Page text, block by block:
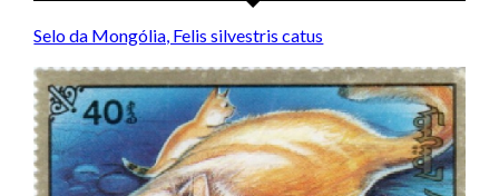
Selo da Mongólia, Felis silvestris catus